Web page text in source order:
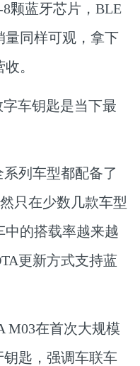
颗蓝牙芯片，BLE
量同样可观，拿下
。
车钥匙是当下最
列车型都配备了
只在少数几款车型
中的搭载率越来越
更新方式支持蓝
M03在首次大规模
匙，强调车联车